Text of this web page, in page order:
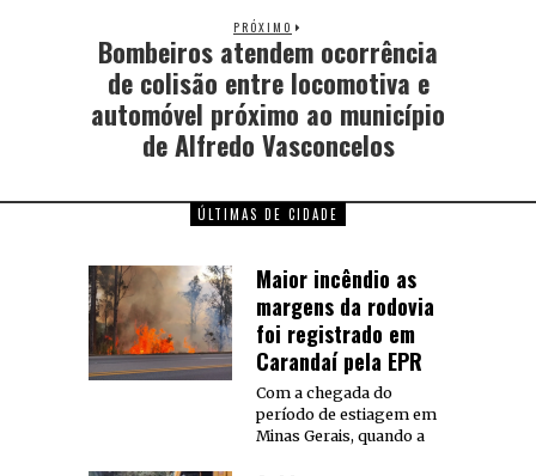
PRÓXIMO
Bombeiros atendem ocorrência
de colisão entre locomotiva e
automóvel próximo ao município
de Alfredo Vasconcelos
ÚLTIMAS DE CIDADE
Maior incêndio as
margens da rodovia
foi registrado em
Carandaí pela EPR
Com a chegada do
período de estiagem em
Minas Gerais, quando a